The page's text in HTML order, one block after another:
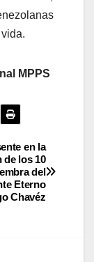
MPPS
en la
de los 10
del
Eterno
Chavéz